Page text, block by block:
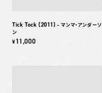
Tick Tock (2011) – マンマ・アンダーソ
ン
¥11,000